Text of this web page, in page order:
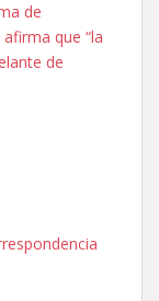
HOY
miedo a la
de
que “la
de